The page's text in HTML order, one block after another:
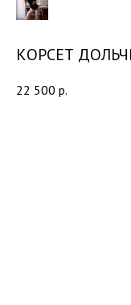
КОРСЕТ
22 500 р.